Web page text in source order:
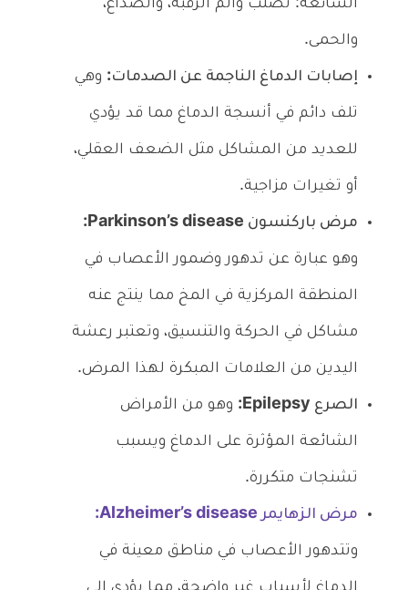
الشائعة: تصلب وألم الرقبة، والصداع،
والحمى.
إصابات الدماغ الناجمة عن الصدمات: وهي
تلف دائم في أنسجة الدماغ مما قد يؤدي
للعديد من المشاكل مثل الضعف العقلي،
أو تغيرات مزاجية.
مرض باركنسون Parkinson’s disease:
وهو عبارة عن تدهور وضمور الأعصاب في
المنطقة المركزية في المخ مما ينتج عنه
مشاكل في الحركة والتنسيق، وتعتبر رعشة
اليدين من العلامات المبكرة لهذا المرض.
الصرع Epilepsy: وهو من الأمراض
الشائعة المؤثرة على الدماغ ويسبب
تشنجات متكررة.
مرض الزهايمر Alzheimer’s disease:
وتتدهور الأعصاب في مناطق معينة في